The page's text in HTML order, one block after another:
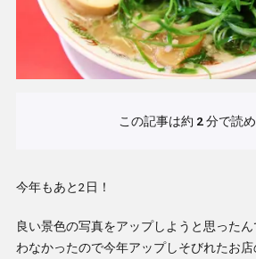
この記事は約 2分で読
今年もあと2日！
良い景色の写真をアップしようと思った
わなかったので今年アップしそびれたお店